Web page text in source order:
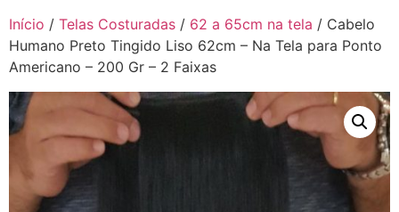
Início / Telas Costuradas / 62 a 65cm na tela / Cabelo
Humano Preto Tingido Liso 62cm – Na Tela para Ponto
Americano – 200 Gr – 2 Faixas